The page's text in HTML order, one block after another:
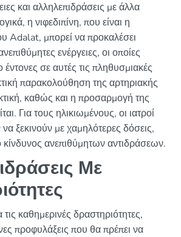
και αλληλεπιδράσεις με άλλα
η νιφεδιπίνη, που είναι η
Adalat, μπορεί να προκαλέσει
ενέργειες, οι οποίες
έντονες σε αυτές τις πληθυσμιακές
παρακολούθηση της αρτηριακής
καθώς και η προσαρμογή της
Για τους ηλικιωμένους, οι ιατροί
ξεκινούν με χαμηλότερες δόσεις,
ανεπιθύμητων αντιδράσεων.
Με
τις καθημερινές δραστηριότητες,
προφυλάξεις που θα πρέπει να